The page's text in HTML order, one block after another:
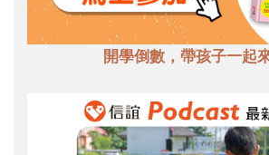
開學倒數，帶孩子一起